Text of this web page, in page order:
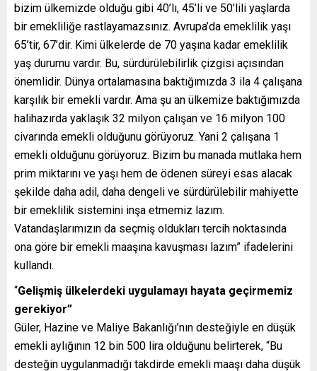
bizim ülkemizde olduğu gibi 40’lı, 45’li ve 50’lili yaşlarda
bir emekliliğe rastlayamazsınız. Avrupa’da emeklilik yaşı
65’tir, 67’dir. Kimi ülkelerde de 70 yaşına kadar emeklilik
yaş durumu vardır. Bu, sürdürülebilirlik çizgisi açısından
önemlidir. Dünya ortalamasına baktığımızda 3 ila 4 çalışana
karşılık bir emekli vardır. Ama şu an ülkemize baktığımızda
halihazırda yaklaşık 32 milyon çalışan ve 16 milyon 100
civarında emekli olduğunu görüyoruz. Yani 2 çalışana 1
emekli olduğunu görüyoruz. Bizim bu manada mutlaka hem
prim miktarını ve yaşı hem de ödenen süreyi esas alacak
şekilde daha adil, daha dengeli ve sürdürülebilir mahiyette
bir emeklilik sistemini inşa etmemiz lazım.
Vatandaşlarımızın da seçmiş oldukları tercih noktasında
ona göre bir emekli maaşına kavuşması lazım” ifadelerini
kullandı.
“Gelişmiş ülkelerdeki uygulamayı hayata geçirmemiz
gerekiyor”
Güler, Hazine ve Maliye Bakanlığı’nın desteğiyle en düşük
emekli aylığının 12 bin 500 lira olduğunu belirterek, “Bu
desteğin uygulanmadığı takdirde emekli maaşı daha düşük